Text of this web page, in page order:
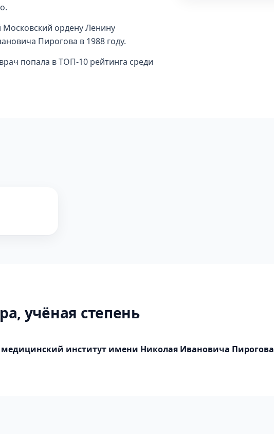
ордену Ленину
Пирогова в 1988 году.
попала в ТОП-10 рейтинга среди
учёная степень
институт имени Николая Ивановича Пирогова